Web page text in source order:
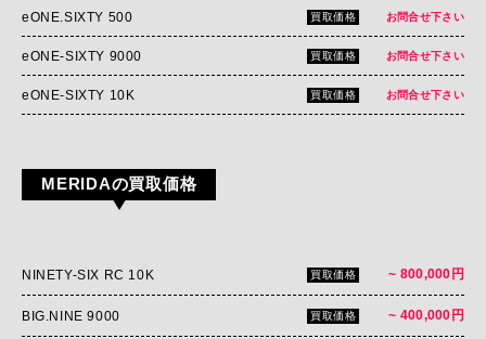
eONE.SIXTY 500 買取価格 お問合せ下さい
eONE-SIXTY 9000 買取価格 お問合せ下さい
eONE-SIXTY 10K 買取価格 お問合せ下さい
MERIDAの買取価格
NINETY-SIX RC 10K 買取価格 ~ 800,000円
BIG.NINE 9000 買取価格 ~ 400,000円